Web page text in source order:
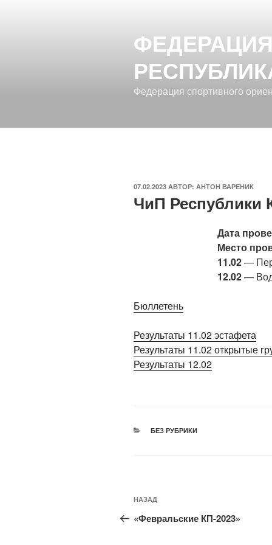
Федерация спортивного
ОПУБЛИКОВАНО
07.02.2023 АВТОР: АНТОН ВАРЕНИК
ЧиП Республики
Дата
Место
11.02—
12.02—
Бюллетень
Результаты 11.02 эстафета
Результаты 11.02 открытые
Результаты 12.02
РУБРИКИ
БЕЗ РУБРИКИ
Навигация
по
записям
Предыдущая
запись:
НАЗАД
«Февральские КП-2023»